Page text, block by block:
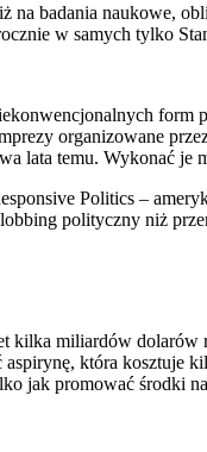
na badania naukowe,
w samych tylko
organizowane
lata temu. Wykonać
Politics –
polityczny niż
kilka miliardów
która kosztuje
jak promować środki